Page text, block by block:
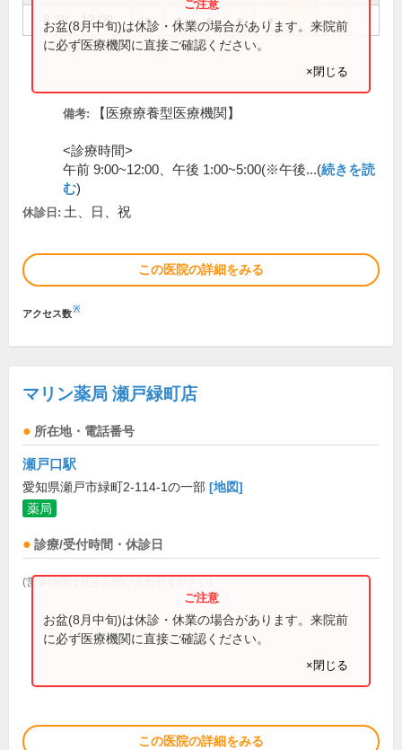
8:30～12:00 ● ● ● ● ●
お盆(8月中旬)は休診・休業の場合があります。来院前
に必ず医療機関に直接ご確認ください。
×閉じる
備考: 【医療療養型医療機関】
<診療時間>
午前 9:00~12:00、午後 1:00~5:00(※午後...(続きを読
む)
休診日: 土、日、祝
この医院の詳細をみる
アクセス数※
マリン薬局 瀬戸緑町店
所在地・電話番号
瀬戸口駅
愛知県瀬戸市緑町2-114-1の一部 [地図]
薬局
診療/受付時間・休診日
(営業時間は直接お問い合わせください)
お盆(8月中旬)は休診・休業の場合があります。来院前
に必ず医療機関に直接ご確認ください。
×閉じる
この医院の詳細をみる